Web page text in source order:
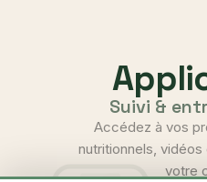
Suivi &
Accédez à vos
nutritionnels,
votre